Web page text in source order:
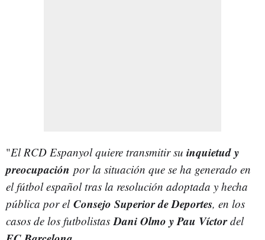
"El RCD Espanyol quiere transmitir su inquietud y
preocupación por la situación que se ha generado en
el fútbol español tras la resolución adoptada y hecha
pública por el Consejo Superior de Deportes, en los
casos de los futbolistasDani Olmo y Pau Víctordel